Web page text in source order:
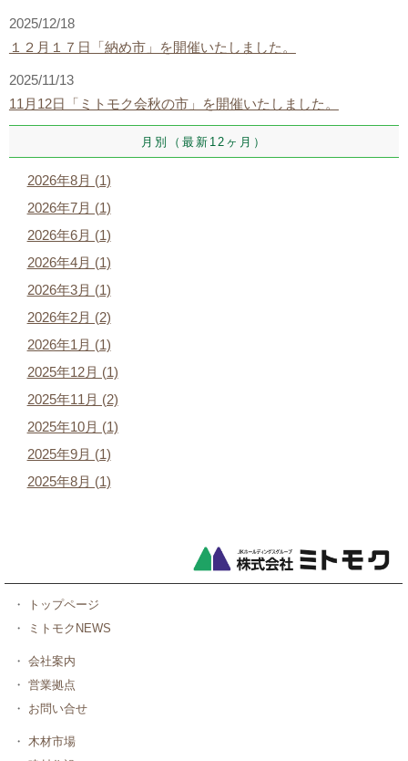
2025/12/18
１２月１７日「納め市」を開催いたしました。
2025/11/13
11月12日「ミトモク会秋の市」を開催いたしました。
月別（最新12ヶ月）
2026年8月 (1)
2026年7月 (1)
2026年6月 (1)
2026年4月 (1)
2026年3月 (1)
2026年2月 (2)
2026年1月 (1)
2025年12月 (1)
2025年11月 (2)
2025年10月 (1)
2025年9月 (1)
2025年8月 (1)
・
トップページ
・
ミトモクNEWS
・ 会社案内
・ 営業拠点
・
お問い合せ
・
木材市場